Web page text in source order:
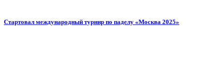
Стартовал международный турнир по паделу «Москва 2025»